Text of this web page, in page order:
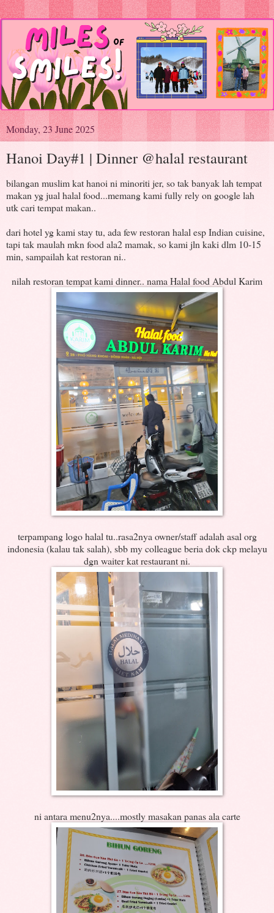
Monday, 23 June 2025
Hanoi Day#1 | Dinner @halal restaurant
bilangan muslim kat hanoi ni minoriti jer, so tak banyak lah tempat
makan yg jual halal food...memang kami fully rely on google lah
utk cari tempat makan..
dari hotel yg kami stay tu, ada few restoran halal esp Indian cuisine,
tapi tak maulah mkn food ala2 mamak, so kami jln kaki dlm 10-15
min, sampailah kat restoran ni..
nilah restoran tempat kami dinner.. nama Halal food Abdul Karim
terpampang logo halal tu..rasa2nya owner/staff adalah asal org
indonesia (kalau tak salah), sbb my colleague beria dok ckp melayu
dgn waiter kat restaurant ni.
ni antara menu2nya....mostly masakan panas ala carte